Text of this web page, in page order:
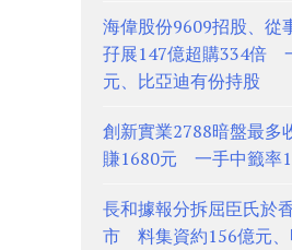
海偉股份9609招股、
孖展147億超購334倍
元、比亞迪有份持股
創新實業2788暗盤最多
賺1680元 一手中籤率
長和據報分拆屈臣氏於
市 料集資約156億元、